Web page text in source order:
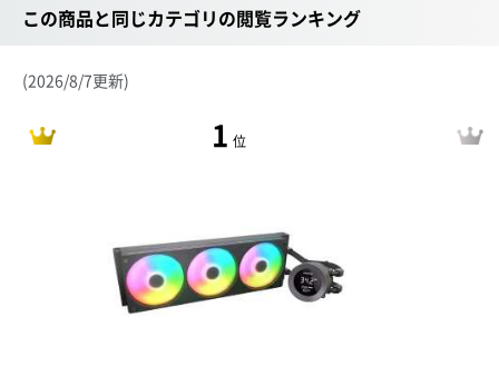
この商品と同じカテゴリの閲覧ランキング
(2026/8/7更新)
1 位